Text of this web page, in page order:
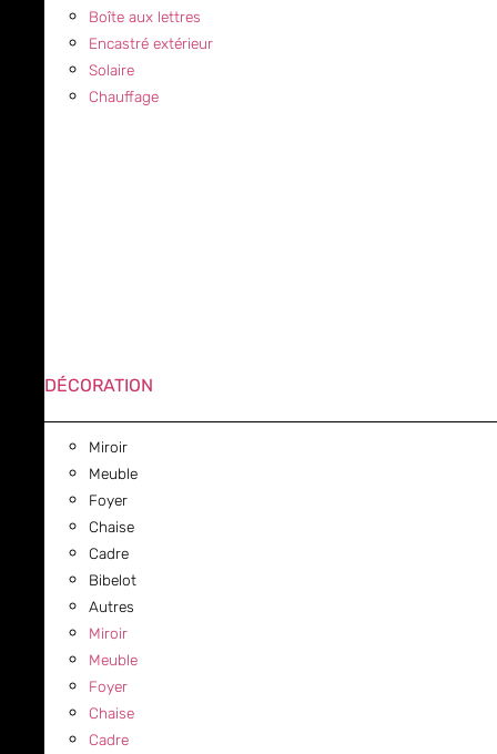
Boîte aux lettres
Encastré extérieur
Solaire
Chauffage
DÉCORATION
Miroir
Meuble
Foyer
Chaise
Cadre
Bibelot
Autres
Miroir
Meuble
Foyer
Chaise
Cadre